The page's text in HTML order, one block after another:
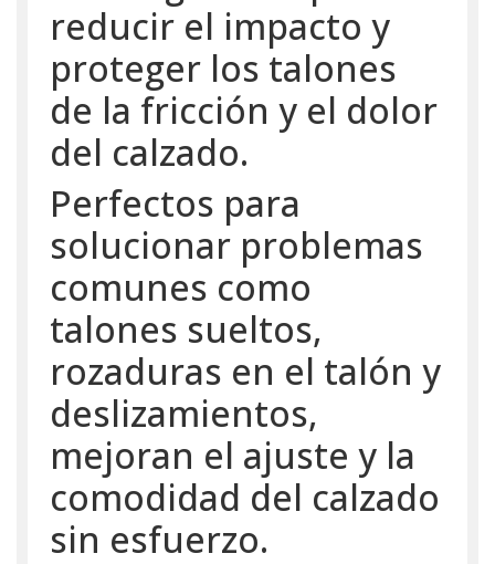
reducir el impacto y
proteger los talones
de la fricción y el dolor
del calzado.
Perfectos para
solucionar problemas
comunes como
talones sueltos,
rozaduras en el talón y
deslizamientos,
mejoran el ajuste y la
comodidad del calzado
sin esfuerzo.